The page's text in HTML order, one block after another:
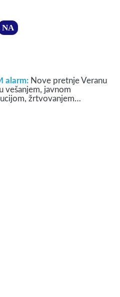
NA
alarm: Nove pretnje Veranu
vešanjem, javnom
žrtvovanjem…